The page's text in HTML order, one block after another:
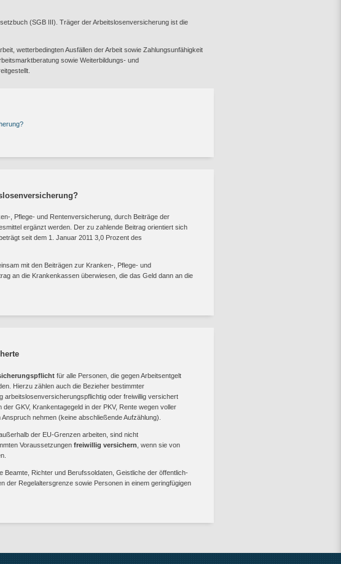
(SGB III). Träger der Arbeitslosenversicherung ist die
wetterbedingten Ausfällen der Arbeit sowie Zahlungsunfähigkeit
sowie Weiterbildungs- und
, Pflege- und Rentenversicherung, durch Beiträge der
ergänzt werden. Der zu zahlende Beitrag orientiert sich
seit dem 1. Januar 2011 3,0 Prozent des
mit den Beiträgen zur Kranken-, Pflege- und
an die Krankenkassen überwiesen, die das Geld dann an die
für alle Personen, die gegen Arbeitsentgelt
Hierzu zählen auch die Bezieher bestimmter
arbeitslosenversicherungspflichtig oder freiwillig versichert
GKV, Krankentagegeld in der PKV, Rente wegen voller
nehmen (keine abschließende Aufzählung).
der EU-Grenzen arbeiten, sind nicht
Voraussetzungen freiwillig versichern , wenn sie von
Beamte, Richter und Berufssoldaten, Geistliche der öffentlich-
der Regelaltersgrenze sowie Personen in einem geringfügigen